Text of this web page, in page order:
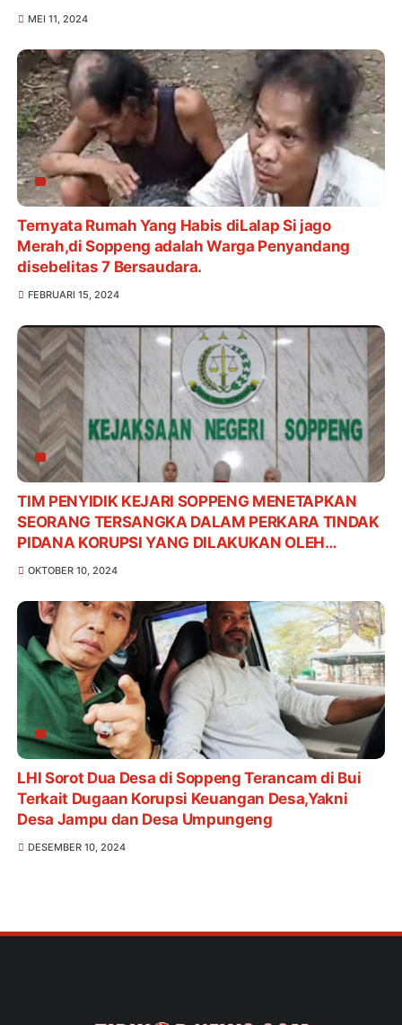
MEI 11, 2024
Ternyata Rumah Yang Habis diLalap Si jago
Merah,di Soppeng adalah Warga Penyandang
disebelitas 7 Bersaudara.
FEBRUARI 15, 2024
TIM PENYIDIK KEJARI SOPPENG MENETAPKAN
SEORANG TERSANGKA DALAM PERKARA TINDAK
PIDANA KORUPSI YANG DILAKUKAN OLEH
KARYAWAN SALAH SATU BANK PLAT MERAH DI
OKTOBER 10, 2024
LHI Sorot Dua Desa di Soppeng Terancam di Bui
Terkait Dugaan Korupsi Keuangan Desa,Yakni
Desa Jampu dan Desa Umpungeng
DESEMBER 10, 2024